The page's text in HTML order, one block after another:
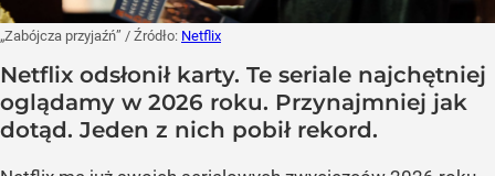
„Zabójcza przyjaźń” / Źródło: Netflix
Netflix odsłonił karty. Te seriale najchętniej
oglądamy w 2026 roku. Przynajmniej jak
dotąd. Jeden z nich pobił rekord.